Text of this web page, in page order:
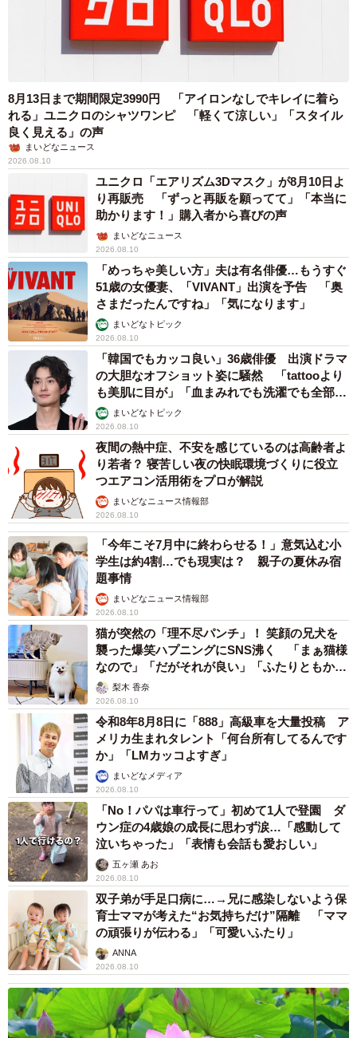
8月13日まで期間限定3990円 「アイロンなしでキレイに着ら
れる」ユニクロのシャツワンピ 「軽くて涼しい」「スタイル
良く見える」の声
まいどなニュース
2026.08.10
ユニクロ「エアリズム3Dマスク」が8月10日よ
り再販売 「ずっと再販を願ってて」「本当に
助かります！」購入者から喜びの声
まいどなニュース
2026.08.10
「めっちゃ美しい方」夫は有名俳優…もうすぐ
51歳の女優妻、「VIVANT」出演を予告 「奥
さまだったんですね」「気になります」
まいどなトピック
2026.08.10
「韓国でもカッコ良い」36歳俳優 出演ドラマ
の大胆なオフショット姿に騒然 「tattooより
も美肌に目が」「血まみれでも洗濯でも全部か
っこいい」
まいどなトピック
2026.08.10
夜間の熱中症、不安を感じているのは高齢者よ
り若者？ 寝苦しい夜の快眠環境づくりに役立
つエアコン活用術をプロが解説
まいどなニュース情報部
2026.08.10
「今年こそ7月中に終わらせる！」意気込む小
学生は約4割…でも現実は？ 親子の夏休み宿
題事情
まいどなニュース情報部
2026.08.10
猫が突然の「理不尽パンチ」！ 笑顔の兄犬を
襲った爆笑ハプニングにSNS沸く 「まぁ猫様
なので」「だがそれが良い」「ふたりともかわ
いいね」
梨木 香奈
2026.08.10
令和8年8月8日に「888」高級車を大量投稿 ア
メリカ生まれタレント「何台所有してるんです
か」「LMカッコよすぎ」
まいどなメディア
2026.08.10
「No！パパは車行って」初めて1人で登園 ダ
ウン症の4歳娘の成長に思わず涙…「感動して
泣いちゃった」「表情も会話も愛おしい」
五ヶ瀬 あお
2026.08.10
双子弟が手足口病に…→兄に感染しないよう保
育士ママが考えた“お気持ちだけ”隔離 「ママ
の頑張りが伝わる」「可愛いふたり」
ANNA
2026.08.10